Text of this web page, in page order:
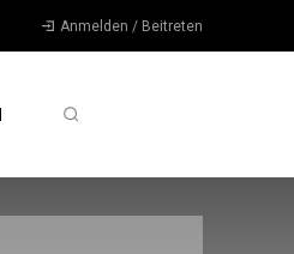
Anmelden / Beitreten